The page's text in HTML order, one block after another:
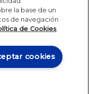
Canal Compliance
la base de un
de navegación
de Cookies
cookies